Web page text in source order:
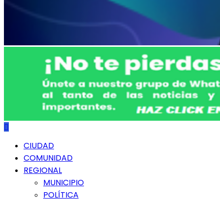
Menú
principal
CIUDAD
COMUNIDAD
REGIONAL
MUNICIPIO
POLÍTICA